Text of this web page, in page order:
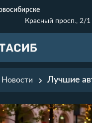
Красный просп., 2/1
Новости Лучшие